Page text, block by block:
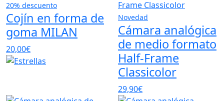
20% descuento
Cojín en forma de
goma MILAN
20,00€
Novedad
Cámara analógica
de medio formato
Half-Frame
Classicolor
29,90€